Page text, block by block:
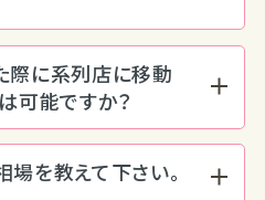
際に系列店に移動
可能ですか？
を教えて下さい。